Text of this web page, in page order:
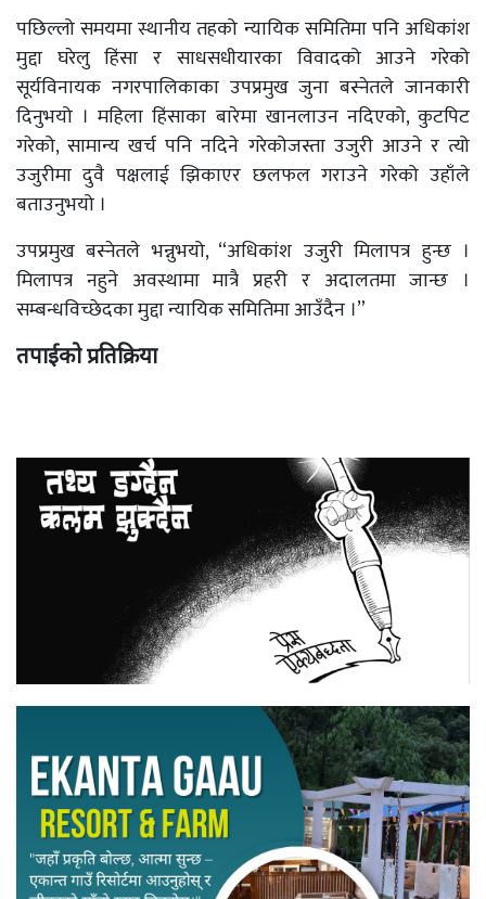
पछिल्लो समयमा स्थानीय तहको न्यायिक समितिमा पनि अधिकांश
मुद्दा घरेलु हिंसा र साधसधीयारका विवादको आउने गरेको
सूर्यविनायक नगरपालिकाका उपप्रमुख जुना बस्नेतले जानकारी
दिनुभयो । महिला हिंसाका बारेमा खानलाउन नदिएको, कुटपिट
गरेको, सामान्य खर्च पनि नदिने गरेकोजस्ता उजुरी आउने र त्यो
उजुरीमा दुवै पक्षलाई झिकाएर छलफल गराउने गरेको उहाँले
बताउनुभयो ।
उपप्रमुख बस्नेतले भन्नुभयो, “अधिकांश उजुरी मिलापत्र हुन्छ ।
मिलापत्र नहुने अवस्थामा मात्रै प्रहरी र अदालतमा जान्छ ।
सम्बन्धविच्छेदका मुद्दा न्यायिक समितिमा आउँदैन ।”
तपाईको प्रतिक्रिया